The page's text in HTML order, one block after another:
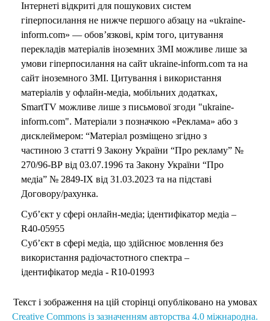
Інтернеті відкриті для пошукових систем
гіперпосилання не нижче першого абзацу на «ukraine-
inform.com» — обов’язкові, крім того, цитування
перекладів матеріалів іноземних ЗМІ можливе лише за
умови гіперпосилання на сайт ukraine-inform.com та на
сайт іноземного ЗМІ. Цитування і використання
матеріалів у офлайн-медіа, мобільних додатках,
SmartTV можливе лише з письмової згоди "ukraine-
inform.com". Матеріали з позначкою «Реклама» або з
дисклеймером: “Матеріал розміщено згідно з
частиною 3 статті 9 Закону України “Про рекламу” №
270/96-ВР від 03.07.1996 та Закону України “Про
медіа” № 2849-IX від 31.03.2023 та на підставі
Договору/рахунка.
Суб’єкт у сфері онлайн-медіа; ідентифікатор медіа –
R40-05955
Суб’єкт в сфері медіа, що здійснює мовлення без
використання радіочастотного спектра –
ідентифікатор медіа - R10-01993
Текст і зображення на цій сторінці опубліковано на умовах
Creative Commons із зазначенням авторства 4.0 міжнародна.